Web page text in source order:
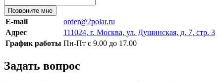
Позвоните мне
E-mail
order@2polar.ru
Адрес
111024, г. Москва, ул. Душинская, д. 7, стр. 3
График работы Пн-Пт с 9.00 до 17.00
Задать вопрос